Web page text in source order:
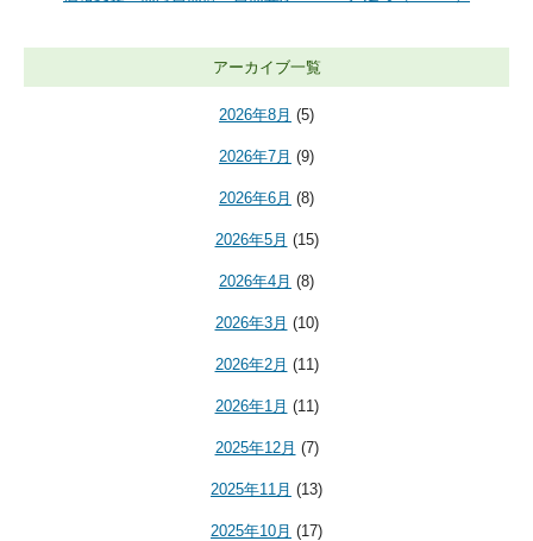
アーカイブ一覧
2026年8月 (5)
2026年7月 (9)
2026年6月 (8)
2026年5月 (15)
2026年4月 (8)
2026年3月 (10)
2026年2月 (11)
2026年1月 (11)
2025年12月 (7)
2025年11月 (13)
2025年10月 (17)